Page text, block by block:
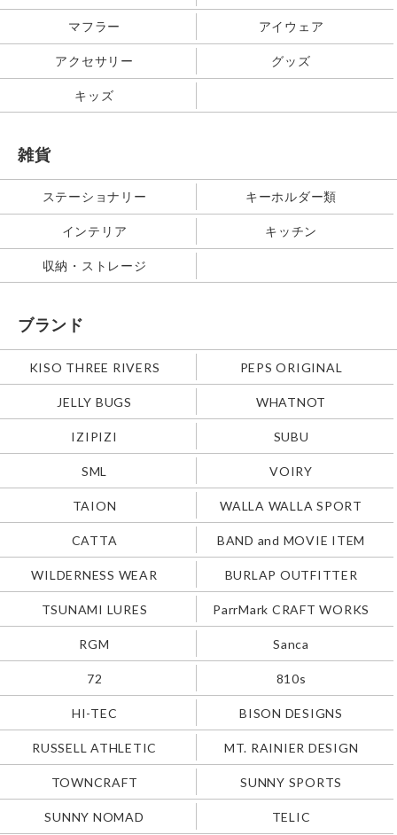
マフラー アイウェア
アクセサリー グッズ
キッズ
雑貨
ステーショナリー キーホルダー類
インテリア キッチン
収納・ストレージ
ブランド
KISO THREE RIVERS PEPS ORIGINAL
JELLY BUGS WHATNOT
IZIPIZI SUBU
SML VOIRY
TAION WALLA WALLA SPORT
CATTA BAND and MOVIE ITEM
WILDERNESS WEAR BURLAP OUTFITTER
TSUNAMI LURES ParrMark CRAFT WORKS
RGM Sanca
72 810s
HI-TEC BISON DESIGNS
RUSSELL ATHLETIC MT. RAINIER DESIGN
TOWNCRAFT SUNNY SPORTS
SUNNY NOMAD TELIC